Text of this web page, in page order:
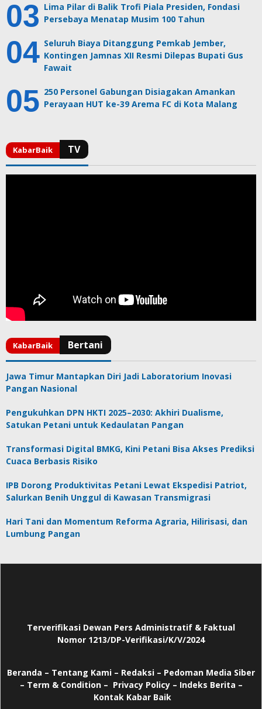
Lima Pilar di Balik Trofi Piala Presiden, Fondasi
Persebaya Menatap Musim 100 Tahun
Seluruh Biaya Ditanggung Pemkab Jember,
Kontingen Jamnas XII Resmi Dilepas Bupati Gus
Fawait
250 Personel Gabungan Disiagakan Amankan
Perayaan HUT ke-39 Arema FC di Kota Malang
Jawa Timur Mantapkan Diri Jadi Laboratorium Inovasi
Pangan Nasional
Pengukuhkan DPN HKTI 2025–2030: Akhiri Dualisme,
Satukan Petani untuk Kedaulatan Pangan
Transformasi Digital BMKG, Kini Petani Bisa Akses Prediksi
Cuaca Berbasis Risiko
IPB Dorong Produktivitas Petani Lewat Ekspedisi Patriot,
Salurkan Benih Unggul di Kawasan Transmigrasi
Hari Tani dan Momentum Reforma Agraria, Hilirisasi, dan
Lumbung Pangan
Terverifikasi Dewan Pers Administratif & Faktual
Nomor 1213/DP-Verifikasi/K/V/2024
Beranda – Tentang Kami – Redaksi – Pedoman Media Siber
– Term & Condition – Privacy Policy– Indeks Berita –
Kontak Kabar Baik